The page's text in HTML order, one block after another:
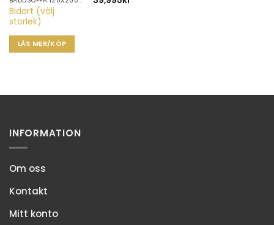
Bidart (välj
storlek)
LÄS MER/KÖP
INFORMATION
Om oss
Kontakt
Mitt konto